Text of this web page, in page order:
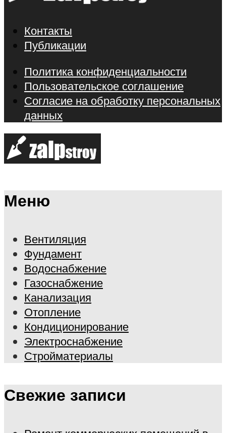
Контакты
Публикации
Политика конфиденциальности
Пользовательское соглашение
Согласие на обработку персональных
данных
Меню
Вентиляция
Фундамент
Водоснабжение
Газоснабжение
Канализация
Отопление
Кондиционирование
Электроснабжение
Стройматериалы
Свежие записи